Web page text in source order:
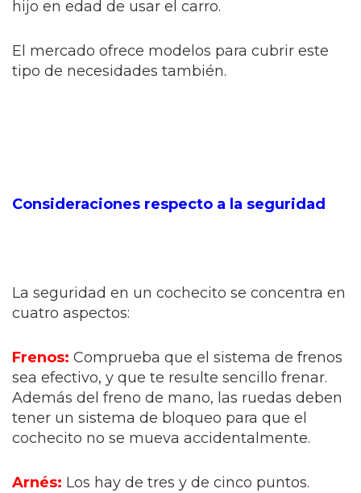
hijo en edad de usar el carro.
El mercado ofrece modelos para cubrir este
tipo de necesidades también.
Consideraciones respecto a la seguridad
La seguridad en un cochecito se concentra en
cuatro aspectos:
Frenos: Comprueba que el sistema de frenos
sea efectivo, y que te resulte sencillo frenar.
Además del freno de mano, las ruedas deben
tener un sistema de bloqueo para que el
cochecito no se mueva accidentalmente.
Arnés: Los hay de tres y de cinco puntos.